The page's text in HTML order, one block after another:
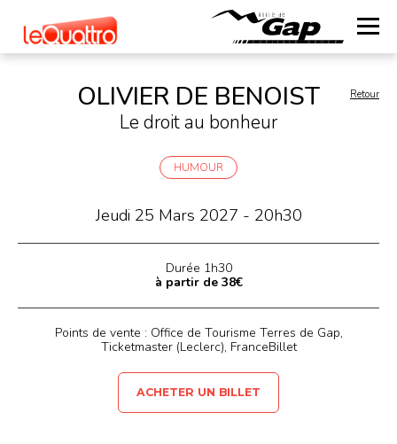
Retour
OLIVIER DE BENOIST
Le droit au bonheur
HUMOUR
Jeudi 25 Mars 2027 - 20h30
Durée 1h30
à partir de 38€
Points de vente : Office de Tourisme Terres de Gap,
Ticketmaster (Leclerc), FranceBillet
ACHETER UN BILLET